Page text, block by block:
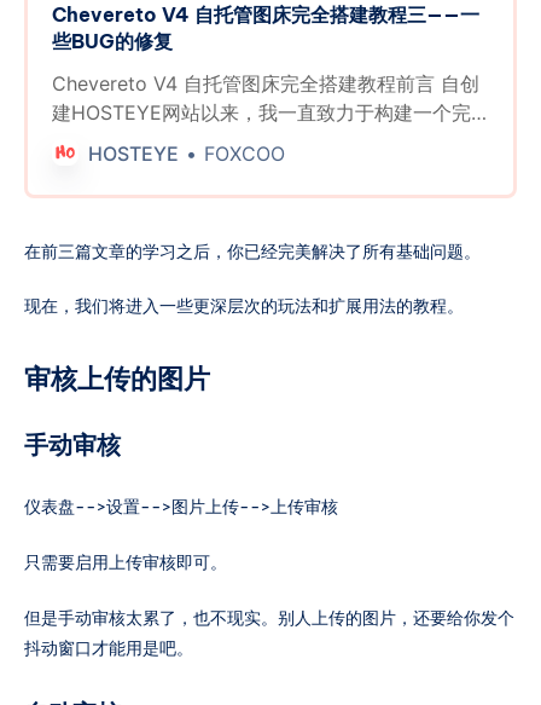
Apache作为HTTP Web server在全新的机器上进
行安装。 官方推荐的环境是Php版本在8.0以上，
Mysql支持5.7和8。 本文的安装环境是Php
8.2+Nginx 1.24+Mysql 8.0 购买 在上个月，
在作者的博客中，他提到：“我确信以一次性支付的
方式提供软件会严重危害软件产品，并损害长期用
户的利益。一次性授权带来的负面影响包括（1）高
昂的许可定价，（2）淡化的发布周期，（3）停滞
（5）高昂的支持费用。” 这使我相信这个付费程序
可以持续得到维护。 借助我自己的经验，本教程将
整地搭建这个程序。 本文使用AAPanel面板来搭
为HTTP Web server在全新的机器上进行安装。 官
和8。 本文的安装环境是Php 8.2+Nginx
1.24+Mysql 8.0 购买
Chevereto V4 自托管图床完全搭建教程三——一
些BUG的修复
Chevereto V4 自托管图床完全搭建教程前言 自创
建HOSTEYE网站以来，我一直致力于构建一个完
善的图床程序。尽管公有图床具有稳定性，但我难
以忍受非VIP服务的限制和广告。为了弘扬追求卓越
的精神，同时提升自身在小型项目维护方面的经
Chevereto的原因之一是其最近更新的订阅模式。
方式提供软件会严重危害软件产品，并损害长期用
昂的许可定价，（2）淡化的发布周期，（3）停滞
（5）高昂的支持费用。” 这使我相信这个付费程序
可以持续得到维护。 借助我自己的经验，本教程将
整地搭建这个程序。 本文使用AAPanel面板来搭
为HTTP Web server在全新的机器上进行安装。 官
方推荐的环境是Php版本在8.0以上，Mysql支持5.7
和8。 本文的安装环境是Php 8.2+Nginx
1.24+Mysql 8.0 购买
HOSTEYE FOXCOO
在前三篇文章的学习之后，你已经完美解决了所有基础问题。
现在，我们将进入一些更深层次的玩法和扩展用法的教程。
审核上传的图片
手动审核
仪表盘-->设置-->图片上传-->上传审核
只需要启用上传审核即可。
但是手动审核太累了，也不现实。别人上传的图片，还要给你发个
抖动窗口才能用是吧。